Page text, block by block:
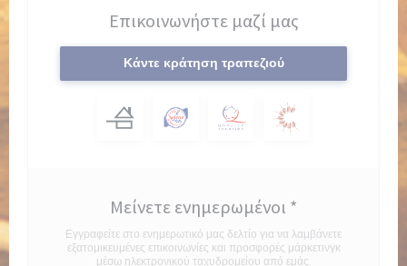
Επικοινωνήστε μαζί μας
Κάντε κράτηση τραπεζιού
Μείνετε ενημερωμένοι *
Εγγραφείτε στο ενημερωτικό μας δελτίο για να λαμβάνετε
εξατομικευμένες επικοινωνίες και προσφορές μάρκετινγκ
μέσω ηλεκτρονικού ταχυδρομείου από εμάς.